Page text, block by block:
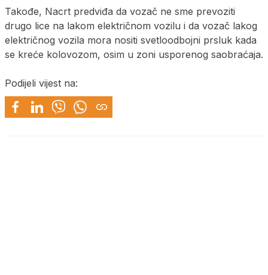
Takođe, Nacrt predviđa da vozač ne sme prevoziti
drugo lice na lakom električnom vozilu i da vozač lakog
električnog vozila mora nositi svetloodbojni prsluk kada
se kreće kolovozom, osim u zoni usporenog saobraćaja.
Podijeli vijest na: